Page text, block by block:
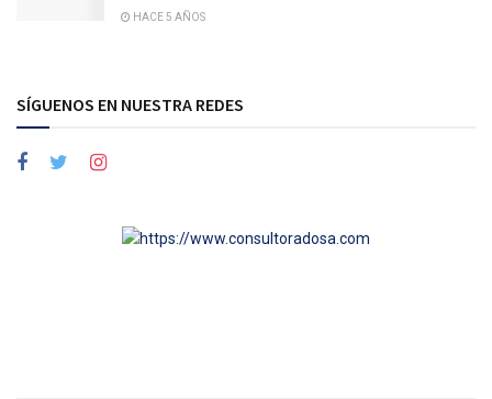
HACE 5 AÑOS
SÍGUENOS EN NUESTRA REDES